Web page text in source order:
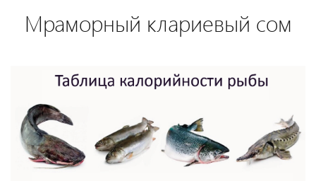
Мраморный клариевый сом